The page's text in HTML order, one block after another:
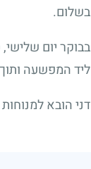
בשלום.
בבוקר יום
ליד המפשעה
דני הובא